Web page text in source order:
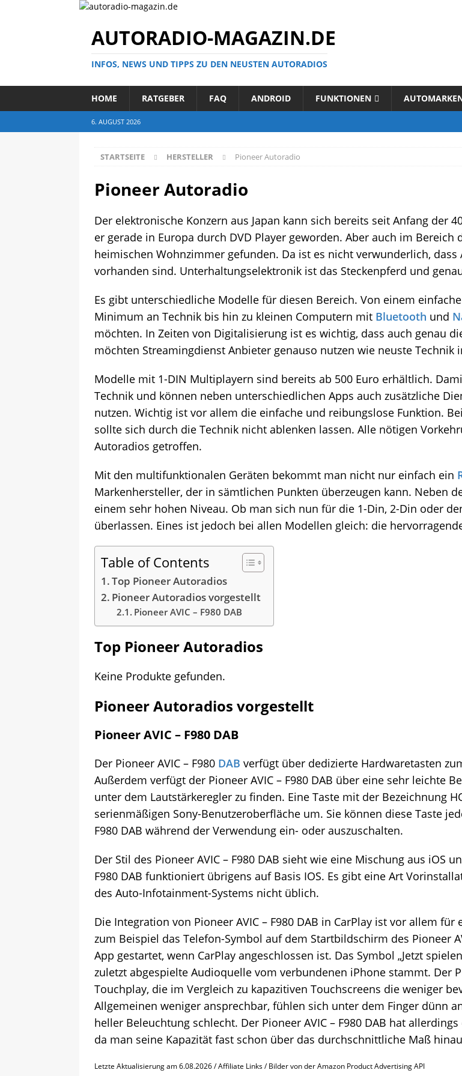
AUTORADIO-MAGAZIN.DE
INFOS, NEWS UND TIPPS ZU DEN NEUSTEN AUTORADIOS
HOME RATGEBER FAQ ANDROID FUNKTIONEN
6. AUGUST 2026
STARTSEITE HERSTELLER Pioneer Autoradio
Pioneer Autoradio
Der elektronische Konzern aus Japan kann sich bereits seit Anfang der
er gerade in Europa durch DVD Player geworden. Aber auch im
heimischen Wohnzimmer gefunden. Da ist es nicht verwunderlich,
vorhanden sind. Unterhaltungselektronik ist das Steckenpferd und
Es gibt unterschiedliche Modelle für diesen Bereich. Von einem
Minimum an Technik bis hin zu kleinen Computern mit Bluetooth und
möchten. In Zeiten von Digitalisierung ist es wichtig, dass auch genau
möchten Streamingdienst Anbieter genauso nutzen wie neuste Technik
Modelle mit 1-DIN Multiplayern sind bereits ab 500 Euro erhältlich.
Technik und können neben unterschiedlichen Apps auch zusätzliche
nutzen. Wichtig ist vor allem die einfache und reibungslose Funktion.
sollte sich durch die Technik nicht ablenken lassen. Alle nötigen
Autoradios getroffen.
Mit den multifunktionalen Geräten bekommt man nicht nur einfach ein
Markenhersteller, der in sämtlichen Punkten überzeugen kann. Neben
einem sehr hohen Niveau. Ob man sich nun für die 1-Din, 2-Din oder
überlassen. Eines ist jedoch bei allen Modellen gleich: die
Table of Contents
Top Pioneer Autoradios
Pioneer Autoradios vorgestellt
Pioneer AVIC – F980 DAB
Top Pioneer Autoradios
Keine Produkte gefunden.
Pioneer Autoradios vorgestellt
Pioneer AVIC – F980 DAB
Der Pioneer AVIC – F980 DAB verfügt über dedizierte Hardwaretasten
Außerdem verfügt der Pioneer AVIC – F980 DAB über eine sehr leichte
unter dem Lautstärkeregler zu finden. Eine Taste mit der Bezeichnung
serienmäßigen Sony-Benutzeroberfläche um. Sie können diese Taste
F980 DAB während der Verwendung ein- oder auszuschalten.
Der Stil des Pioneer AVIC – F980 DAB sieht wie eine Mischung aus iOS
F980 DAB funktioniert übrigens auf Basis IOS. Es gibt eine Art
des Auto-Infotainment-Systems nicht üblich.
Die Integration von Pioneer AVIC – F980 DAB in CarPlay ist vor allem
zum Beispiel das Telefon-Symbol auf dem Startbildschirm des Pioneer
App gestartet, wenn CarPlay angeschlossen ist. Das Symbol „Jetzt
zuletzt abgespielte Audioquelle vom verbundenen iPhone stammt. Der
Touchplay, die im Vergleich zu kapazitiven Touchscreens die weniger
Allgemeinen weniger ansprechbar, fühlen sich unter dem Finger dünn
heller Beleuchtung schlecht. Der Pioneer AVIC – F980 DAB hat
da man seine Kapazität fast schon über das durchschnittliche Maß
Letzte Aktualisierung am 6.08.2026 / Affiliate Links / Bilder von der Amazon Product Advertising API